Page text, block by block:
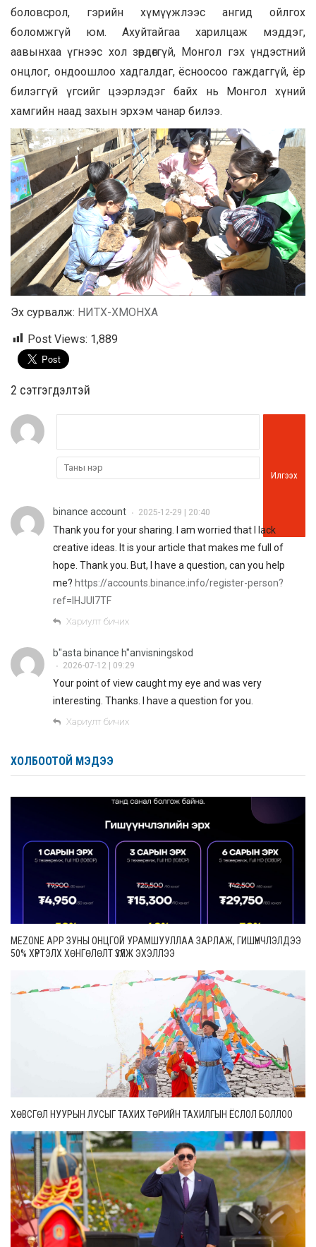
боловсрол, гэрийн хүмүүжлээс ангид ойлгох
боломжгүй юм. Ахуйтайгаа харилцаж мэддэг,
аавынхаа үгнээс хол зөрдөггүй, Монгол гэх үндэстний
онцлог, ондоошлоо хадгалдаг, ёсноосоо гаждаггүй, ёр
билэггүй үгсийг цээрлэдэг байх нь Монгол хүний
хамгийн наад захын эрхэм чанар билээ.
Эх сурвалж: НИТХ-ХМОНХА
Post Views: 1,889
2 cэтгэгдэлтэй
Илгээх
binance account • 2025-12-29 | 20:40
Thank you for your sharing. I am worried that I lack
creative ideas. It is your article that makes me full of
hope. Thank you. But, I have a question, can you help
me? https://accounts.binance.info/register-person?
ref=IHJUI7TF
Хариулт бичих
b"asta binance h"anvisningskod
• 2026-07-12 | 09:29
Your point of view caught my eye and was very
interesting. Thanks. I have a question for you.
Хариулт бичих
ХОЛБООТОЙ МЭДЭЭ
MEZONE APP ЗУНЫ ОНЦГОЙ УРАМШУУЛЛАА ЗАРЛАЖ, ГИШҮҮНЧЛЭЛДЭЭ
50% ХҮРТЭЛХ ХӨНГӨЛӨЛТ ҮЗҮҮЛЖ ЭХЭЛЛЭЭ
ХӨВСГӨЛ НУУРЫН ЛУСЫГ ТАХИХ ТӨРИЙН ТАХИЛГЫН ЁСЛОЛ БОЛЛОО